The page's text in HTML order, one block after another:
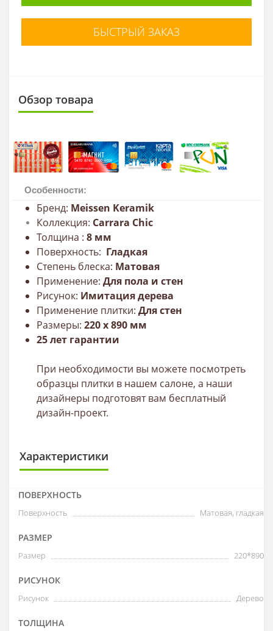
БЫСТРЫЙ ЗАКАЗ
Обзор товара
Особенности:
Бренд: Meissen Keramik
Коллекция: Carrara Chic
Толщина : 8 мм
Поверхность: Гладкая
Степень блеска: Матовая
Применение: Для пола и стен
Рисунок: Имитация дерева
Применение плитки: Для стен
Размеры: 220 x 890 мм
25 лет гарантии
При необходимости вы можете посмотреть
образцы плитки в нашем салоне, а наши
дизайнеры подготовят вам бесплатный
дизайн-проект.
Характеристики
ПОВЕРХНОСТЬ
Поверхность Матовая, гладкая
РАЗМЕР
Размер 220*890
РИСУНОК
Рисунок Дерево
ТОЛЩИНА